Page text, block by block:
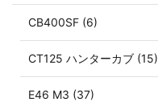
CB400SF (6)
CT125 ハンターカブ (15)
E46 M3 (37)